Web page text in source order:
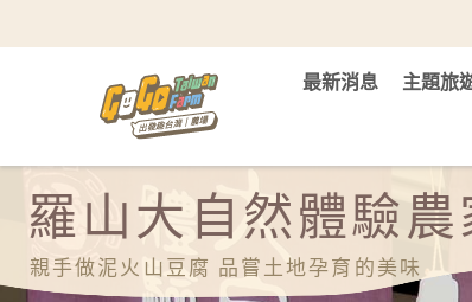
最新消息 主題旅
親手做泥火山豆腐 品嘗土地孕育的美味
羅山大自然體驗農